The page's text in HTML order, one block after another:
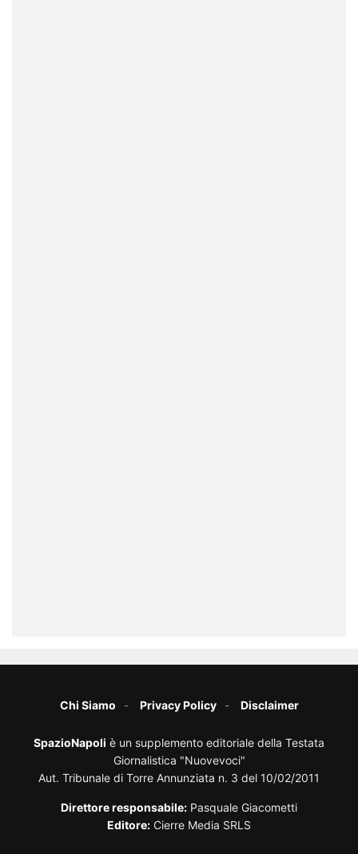
Chi Siamo Privacy Policy Disclaimer
SpazioNapoli è un supplemento editoriale della Testata
Giornalistica "Nuovevoci"
Aut. Tribunale di Torre Annunziata n. 3 del 10/02/2011
Direttore responsabile: Pasquale Giacometti
Editore: Cierre Media SRLS